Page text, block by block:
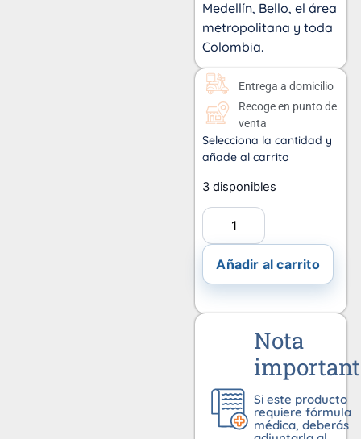
Medellín, Bello, el área
metropolitana y toda
Colombia.
Entrega a domicilio
Recoge en punto de
venta
Selecciona la cantidad y
añade al carrito
3 disponibles
Añadir al carrito
Nota
Si este producto
requiere fórmula
médica, deberás